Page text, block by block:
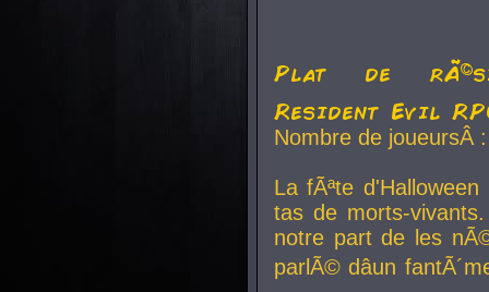
Plat de
Resident Evil
Nombre de
La fÃªte
tas de morts-
notre part de les
parlÃ© dâun